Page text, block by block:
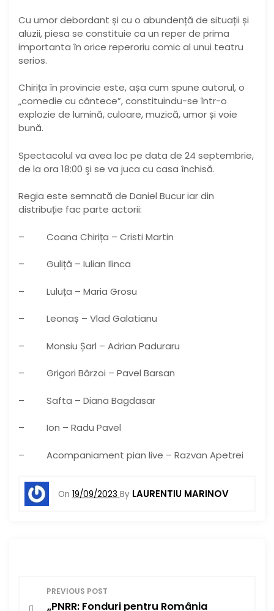
Cu umor debordant și cu o abundență de situații și
aluzii, piesa se constituie ca un reper de prima
importanta în orice reperoriu comic al unui teatru
serios.
Chirița în provincie este, așa cum spune autorul, o
„comedie cu cântece”, constituindu-se într-o
explozie de lumină, culoare, muzică, umor și voie
bună.
Spectacolul va avea loc pe data de 24 septembrie,
de la ora 18:00 şi se va juca cu casa închisă.
Regia este semnată de Daniel Bucur iar din
distribuție fac parte actorii:
– Coana Chirița – Cristi Martin
– Guliță – Iulian Ilinca
– Luluța – Maria Grosu
– Leonaș – Vlad Galatianu
– Monsiu Șarl – Adrian Paduraru
– Grigori Bârzoi – Pavel Barsan
– Safta – Diana Bagdasar
– Ion – Radu Pavel
– Acompaniament pian live – Razvan Apetrei
On 19/09/2023 By LAURENTIU MARINOV
PREVIOUS POST
„PNRR: Fonduri pentru România